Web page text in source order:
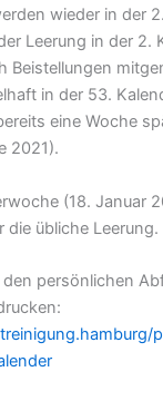
wieder in der
Leerung in der 2.
Beistellungen
in der 53.
eine Woche
2021).
(18. Januar
die übliche Leerung.
persönlichen